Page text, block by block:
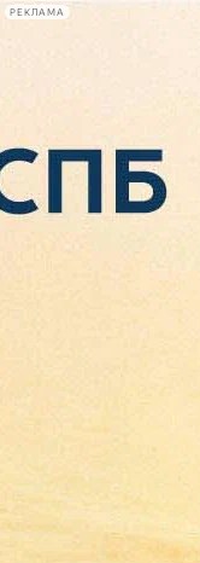
РЕКЛАМА
Сегодня:
2026.08.06
09:48